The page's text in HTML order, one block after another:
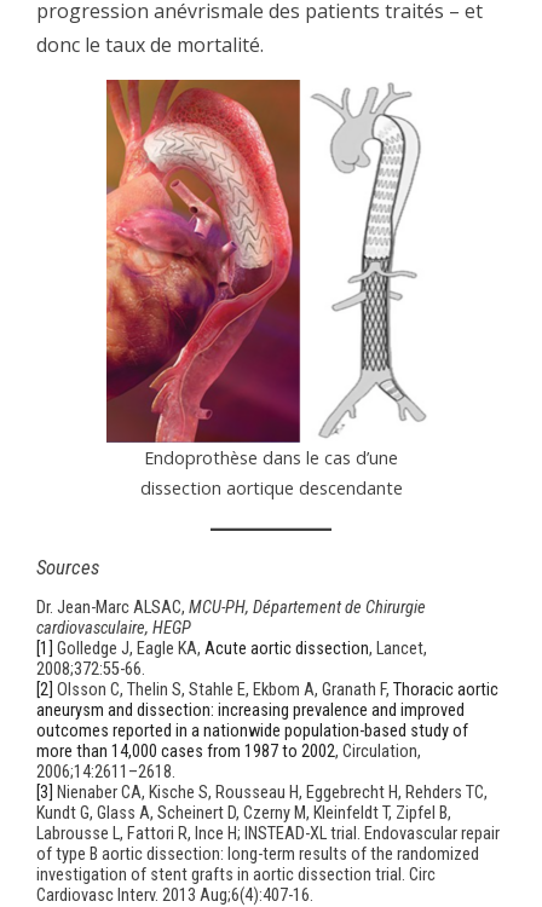
progression anévrismale des patients traités – et
donc le taux de mortalité.
Endoprothèse dans le cas d’une
dissection aortique descendante
Sources
Dr. Jean-Marc ALSAC, MCU-PH, Département de Chirurgie
cardiovasculaire, HEGP
[1] Golledge J, Eagle KA, Acute aortic dissection, Lancet,
2008;372:55-66.
[2] Olsson C, Thelin S, Stahle E, Ekbom A, Granath F, Thoracic aortic
aneurysm and dissection: increasing prevalence and improved
outcomes reported in a nationwide population-based study of
more than 14,000 cases from 1987 to 2002, Circulation,
2006;14:2611–2618.
[3] Nienaber CA, Kische S, Rousseau H, Eggebrecht H, Rehders TC,
Kundt G, Glass A, Scheinert D, Czerny M, Kleinfeldt T, Zipfel B,
Labrousse L, Fattori R, Ince H; INSTEAD-XL trial. Endovascular repair
of type B aortic dissection: long-term results of the randomized
investigation of stent grafts in aortic dissection trial. Circ
Cardiovasc Interv. 2013 Aug;6(4):407-16.